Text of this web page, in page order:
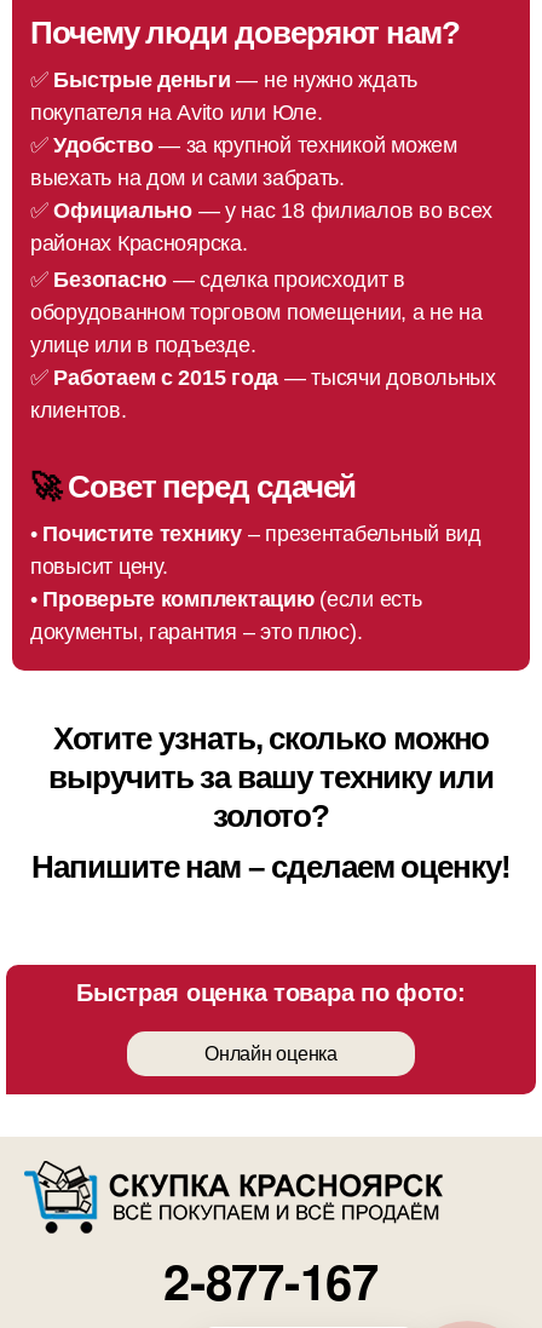
Почему люди доверяют нам?
✅ Быстрые деньги — не нужно ждать
покупателя на Avito или Юле.
✅Удобство— за крупной техникой можем
выехать на дом и сами забрать.
✅Официально— у нас 18 филиалов во всех
районах Красноярска.
✅ Безопасно — сделка происходит в
оборудованном торговом помещении, а не на
улице или в подъезде.
✅ Работаем с 2015 года — тысячи довольных
клиентов.
🚀Совет перед сдачей
• Почистите технику– презентабельный вид
повысит цену.
• Проверьте комплектацию(если есть
документы, гарантия – это плюс).
Хотите узнать, сколько можно
выручить за вашу технику или
золото?
Напишите нам – сделаем оценку!
Быстрая оценка товара по фото:
Онлайн оценка
2-877-167